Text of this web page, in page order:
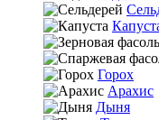
Горох
Арахис
Дыня